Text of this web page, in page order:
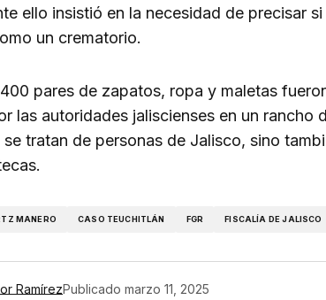
ello insistió en la necesidad de precisar
un crematorio.
pares de zapatos, ropa y maletas
las autoridades jaliscienses en un rancho
tratan de personas de Jalisco, sino
MANERO CASO TEUCHITLÁN FGR FISCALÍA DE JALISCO
RamírezPublicado marzo 11, 2025